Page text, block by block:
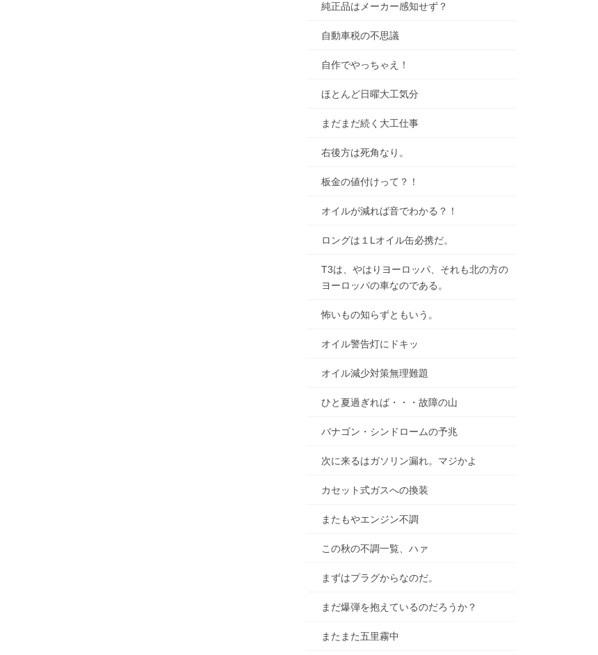
純正品はメーカー感知せず？
自動車税の不思議
自作でやっちゃえ！
ほとんど日曜大工気分
まだまだ続く大工仕事
右後方は死角なり。
板金の値付けって？！
オイルが減れば音でわかる？！
ロングは１Lオイル缶必携だ。
T3は、やはりヨーロッパ、それも北の方の
ヨーロッパの車なのである。
怖いもの知らずともいう。
オイル警告灯にドキッ
オイル減少対策無理難題
ひと夏過ぎれば・・・故障の山
バナゴン・シンドロームの予兆
次に来るはガソリン漏れ。マジかよ
カセット式ガスへの換装
またもやエンジン不調
この秋の不調一覧、ハァ
まずはプラグからなのだ。
まだ爆弾を抱えているのだろうか？
またまた五里霧中